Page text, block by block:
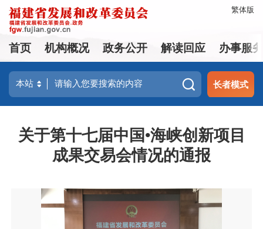
繁体版
首页 机构概况 政务公开 解读回应 办事服
长者模式
关于第十七届中国•海峡创新项目
成果交易会情况的通报